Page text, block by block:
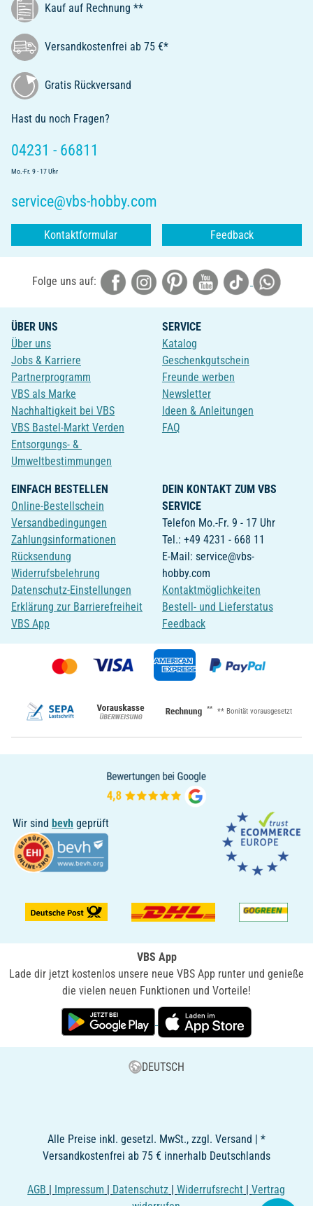
Kauf auf Rechnung **
Versandkostenfrei ab 75 €*
Gratis Rückversand
Hast du noch Fragen?
04231 - 66811
Mo.-Fr. 9 - 17 Uhr
service@vbs-hobby.com
Kontaktformular Feedback
Folge uns auf:
ÜBER UNS
Über uns
Jobs & Karriere
Partnerprogramm
VBS als Marke
Nachhaltigkeit bei VBS
VBS Bastel-Markt Verden
Entsorgungs- &
Umweltbestimmungen
SERVICE
Katalog
Geschenkgutschein
Freunde werben
Newsletter
Ideen & Anleitungen
FAQ
EINFACH BESTELLEN
Online-Bestellschein
Versandbedingungen
Zahlungsinformationen
Rücksendung
Widerrufsbelehrung
Datenschutz-Einstellungen
Erklärung zur Barrierefreiheit
VBS App
DEIN KONTAKT ZUM VBS
SERVICE
Telefon Mo.-Fr. 9 - 17 Uhr
Tel.: +49 4231 - 668 11
E-Mail: service@vbs-
hobby.com
Kontaktmöglichkeiten
Bestell- und Lieferstatus
Feedback
** ** Bonität vorausgesetzt
Wir sind bevh geprüft
VBS App
Lade dir jetzt kostenlos unsere neue VBS App runter und genieße
die vielen neuen Funktionen und Vorteile!
DEUTSCH
Alle Preise inkl. gesetzl. MwSt., zzgl. Versand | *
Versandkostenfrei ab 75 € innerhalb Deutschlands
AGB | Impressum | Datenschutz |Widerrufsrecht |Vertrag